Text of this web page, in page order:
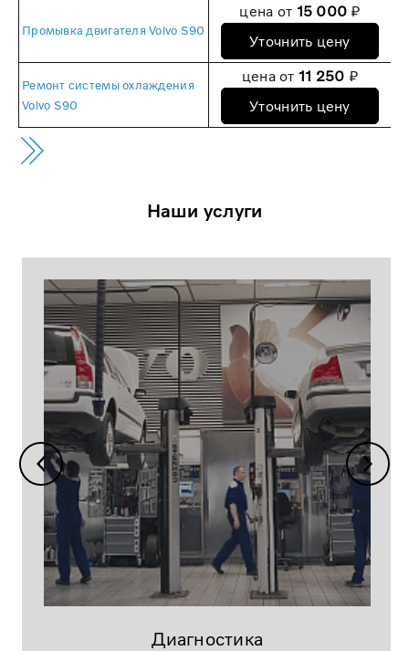
Промывка двигателя Volvo S90
цена от 15 000 ₽
Уточнить цену
Ремонт системы охлаждения
Volvo S90
цена от 11 250 ₽
Уточнить цену
Наши услуги
Диагностика